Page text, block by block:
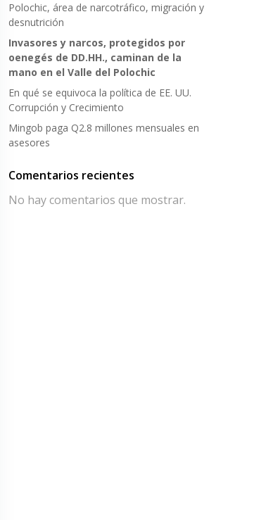
Polochic, área de narcotráfico, migración y
desnutrición
Invasores y narcos, protegidos por
oenegés de DD.HH., caminan de la
mano en el Valle del Polochic
En qué se equivoca la política de EE. UU.
Corrupción y Crecimiento
Mingob paga Q2.8 millones mensuales en
asesores
Comentarios recientes
No hay comentarios que mostrar.